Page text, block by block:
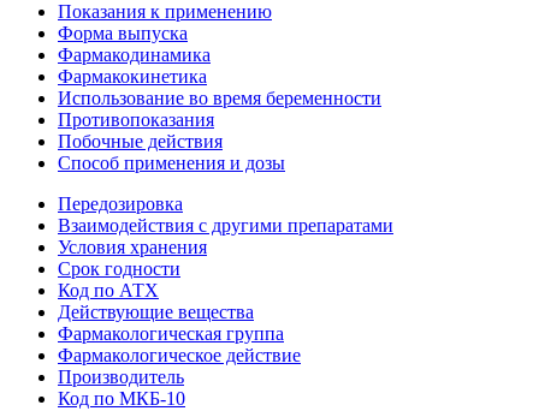
Показания к применению
Форма выпуска
Фармакодинамика
Фармакокинетика
Использование во время беременности
Противопоказания
Побочные действия
Способ применения и дозы
Передозировка
Взаимодействия с другими препаратами
Условия хранения
Срок годности
Код по АТХ
Действующие вещества
Фармакологическая группа
Фармакологическое действие
Производитель
Код по МКБ-10